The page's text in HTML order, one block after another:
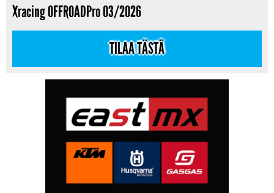
Xracing OFFROADPro 03/2026
TILAA TÄSTÄ